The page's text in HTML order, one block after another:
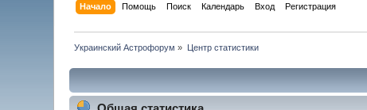
Начало Помощь Поиск Календарь Вход Регистрация
Украинский Астрофорум » Центр статистики